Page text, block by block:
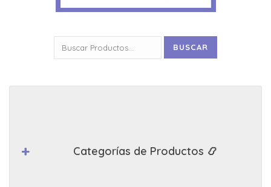
por:
BUSCAR
Categorías de Productos 📿